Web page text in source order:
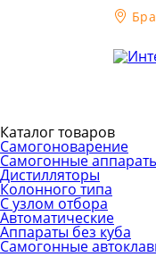
Каталог товаров
Самогоноварение
Самогонные
Дистилляторы
Колонного типа
С узлом отбора
Автоматические
Аппараты без куба
Самогонные